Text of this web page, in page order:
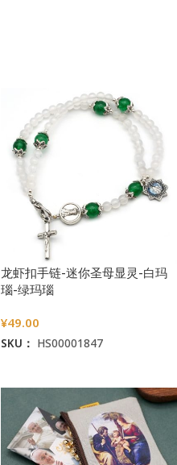
龙虾扣手链-迷你圣母显灵-白玛
瑙-绿玛瑙
¥49.00
SKU： HS00001847